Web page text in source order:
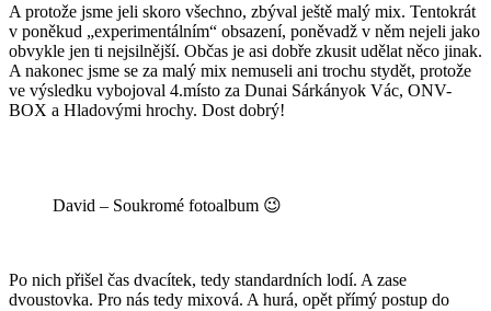
A protože jsme jeli skoro všechno, zbýval ještě malý mix. Tentokrát
v poněkud „experimentálním“ obsazení, poněvadž v něm nejeli jako
obvykle jen ti nejsilnější. Občas je asi dobře zkusit udělat něco jinak.
A nakonec jsme se za malý mix nemuseli ani trochu stydět, protože
ve výsledku vybojoval 4.místo za Dunai Sárkányok Vác, ONV-
BOX a Hladovými hrochy. Dost dobrý!
David – Soukromé fotoalbum 😉
Po nich přišel čas dvacítek, tedy standardních lodí. A zase
dvoustovka. Pro nás tedy mixová. A hurá, opět přímý postup do